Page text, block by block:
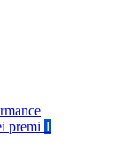
premi 1